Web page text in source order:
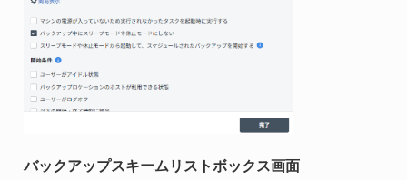
バックアップスキームリストボックス画面